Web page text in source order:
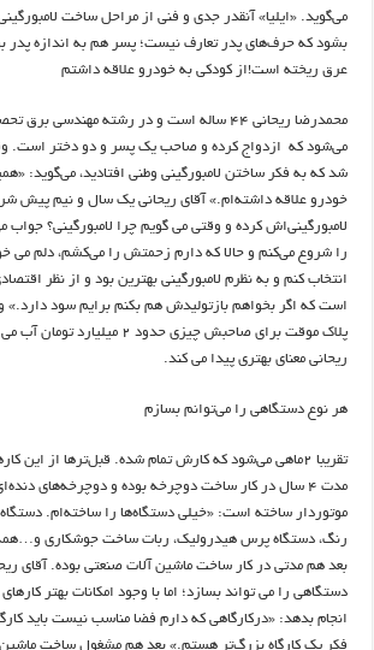
می‌گوید. «ایلیا» آنقدر جدی و فنی از مراحل ساخت
بشود که حرف‌های پدر تعارف نیست؛ پسر هم به اندازه پدر
عرق ریخته است!از کودکی به خودرو علاقه داشتم
محمدرضا ریحانی ۴۴ ساله است و در رشته مهندسی
می‌شود که ازدواج کرده و صاحب یک پسر و دو دختر است.
شد که به فکر ساختن لامبورگینی وطنی افتادید، می‌گوید:
خودرو علاقه داشته‌ام.» آقای ریحانی یک سال و نیم پیش
لامبورگینی‌اش کرده و وقتی می گویم چرا لامبورگینی؟
را شروع می‌کنم و حالا که دارم زحمتش را می‌کشم، دلم می
انتخاب کنم و به نظرم لامبورگینی بهترین بود و از نظر
است که اگر بخواهم بازتولیدش هم بکنم برایم سود دارد.»
پلاک موقت برای صاحبش چیزی حدود ۲
ریحانی معنای بهتری پیدا می کند.
هر نوع دستگاهی را می‌توانم بسازم
تقریبا ۲ماهی می‌شود که کارش تمام شده. قبل‌ترها از این
مدت ۴ سال در کار ساخت دوچرخه بوده و دوچرخه‌های
موتوردار ساخته است: «خیلی دستگاه‌ها را ساخته‌ام.
رنگ، دستگاه پرس هیدرولیک، ربات ساخت جوشکاری
بعد هم مدتی در کار ساخت ماشین آلات صنعتی بوده. آقای
دستگاهی را می تواند بسازد؛ اما با وجود امکانات بهتر
انجام بدهد: «درکارگاهی که دارم فضا مناسب نیست باید
فکر یک کارگاه بزرگ‌تر هستم.» بعد هم مشغول ساخت